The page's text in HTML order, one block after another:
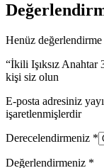
Henüz değerlendirme
“İkili Işıksız
kişi siz olun
E-posta adresiniz
işaretlenmişlerdir
Derecelendirmeniz *
Değerlendirmeniz *